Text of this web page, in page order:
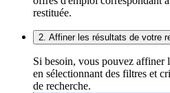
restituée.
2. Affiner les résultats de votre
Si besoin, vous pouvez affiner
en sélectionnant des filtres et
de recherche.